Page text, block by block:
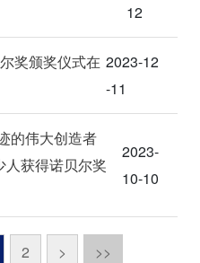
12
奖颁奖仪式在 2023-12
-11
的伟大创造者
获得诺贝尔奖
2023-
10-10
2 > >>